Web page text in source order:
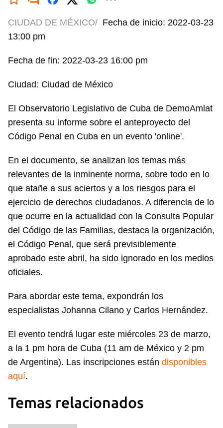
CIUDAD DE MÉXICO/ Fecha de inicio: 2022-03-23
13:00 pm
Fecha de fin: 2022-03-23 16:00 pm
Ciudad: Ciudad de México
El Observatorio Legislativo de Cuba de DemoAmlat
presenta su informe sobre el anteproyecto del
Código Penal en Cuba en un evento 'online'.
En el documento, se analizan los temas más
relevantes de la inminente norma, sobre todo en lo
que atañe a sus aciertos y a los riesgos para el
ejercicio de derechos ciudadanos. A diferencia de lo
que ocurre en la actualidad con la Consulta Popular
del Código de las Familias, destaca la organización,
el Código Penal, que será previsiblemente
aprobado este abril, ha sido ignorado en los medios
oficiales.
Para abordar este tema, expondrán los
especialistas Johanna Cilano y Carlos Hernández.
El evento tendrá lugar este miércoles 23 de marzo,
a la 1 pm hora de Cuba (11 am de México y 2 pm
de Argentina). Las inscripciones están disponibles
aquí.
Temas relacionados